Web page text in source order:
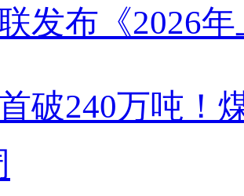
发布《2026
破240万吨！